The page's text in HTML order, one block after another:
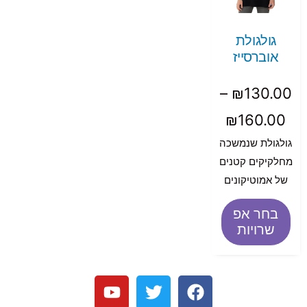
גולגולת
אוברסייז
₪130.00
–
₪160.00
גולגולת שנמשכה
מחלקיקים קטנים
של אמוטיקונים
בחר אפ
שרויות